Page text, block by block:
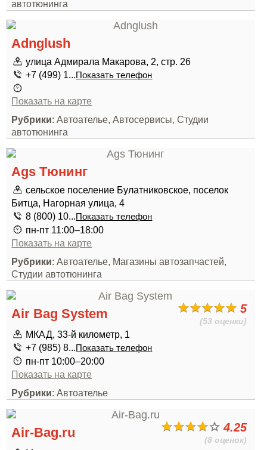
автотюнинга
Adnglush
улица Адмирала Макарова, 2, стр. 26
+7 (499) 1...Показать телефон
Показать на карте
Рубрики: Автоателье, Автосервисы, Студии
автотюнинга
Ags Тюнинг
сельское поселение Булатниковское, поселок
Битца, Нагорная улица, 4
8 (800) 10...Показать телефон
пн-пт 11:00–18:00
Показать на карте
Рубрики: Автоателье, Магазины автозапчастей,
Студии автотюнинга
5
(53 оценки)
Air Bag System
МКАД, 33-й километр, 1
+7 (985) 8...Показать телефон
пн-пт 10:00–20:00
Показать на карте
Рубрики: Автоателье
4.25
(8 оценок)
Air-Bag.ru